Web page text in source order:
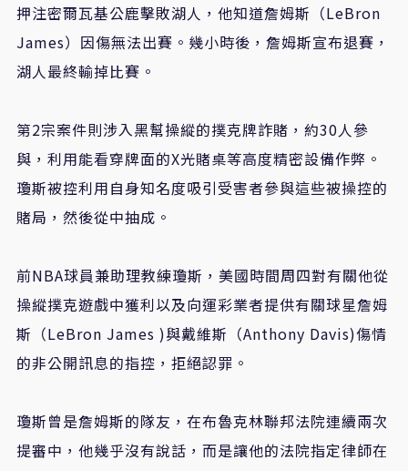
押注密爾瓦基公鹿擊敗湖人，他知道詹姆斯（LeBron
James）因傷無法出賽。幾小時後，詹姆斯宣布退賽，
湖人最終輸掉比賽。
第2宗案件則涉入黑幫操縱的撲克牌詐賭，約30人參
與，利用能看穿牌面的X光賭桌等高度精密設備作弊。
瓊斯被控利用自身知名度吸引受害者參與這些被操控的
賭局，然後從中抽成。
前NBA球員兼助理教練瓊斯，美國時間周四對有關他從
操縱撲克遊戲中獲利以及向運彩業者提供有關球星詹姆
斯（LeBron James )與戴維斯（Anthony Davis)傷情
的非公開訊息的指控，拒絕認罪。
瓊斯曾是詹姆斯的隊友，在布魯克林聯邦法院連續兩次
提審中，他幾乎沒有說話，而是讓他的法院指定律師在